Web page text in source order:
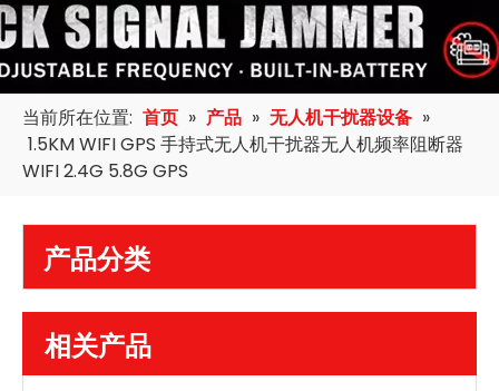
当前所在位置: 首页 » 产品 » 无人机干扰器设备 »
1.5KM WIFI GPS 手持式无人机干扰器无人机频率阻断器
WIFI 2.4G 5.8G GPS
产品分类
相关产品